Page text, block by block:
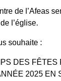
de l’Afeas
l’église.
souhaite :
DES FÊTES
2025 EN